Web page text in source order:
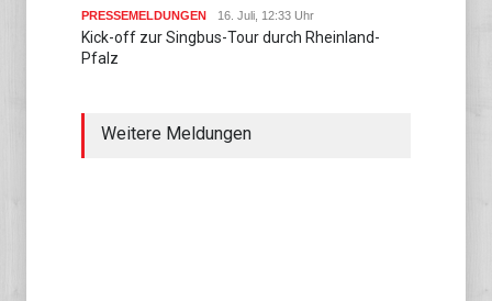
PRESSEMELDUNGEN 16. Juli, 12:33 Uhr
Kick-off zur Singbus-Tour durch Rheinland-
Pfalz
Weitere Meldungen